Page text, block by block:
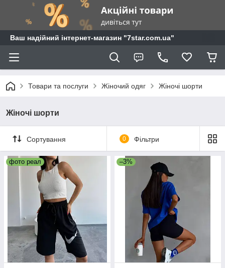
Ваш надійний інтернет-магазин "7star.com.ua"
Товари та послуги Жіночий одяг Жіночі шорти
Жіночі шорти
Сортування 0 Фільтри
фото реал –3%